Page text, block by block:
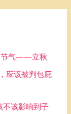
节气——立秋
应该被判包庇
不该影响到子